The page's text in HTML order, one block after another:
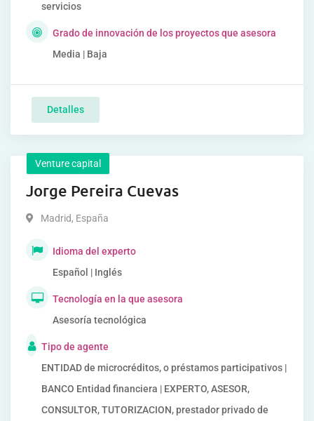
servicios
Grado de innovación de los proyectos que asesora
Media | Baja
Detalles
Venture capital
Jorge Pereira Cuevas
Madrid, España
Idioma del experto
Español | Inglés
Tecnología en la que asesora
Asesoría tecnológica
Tipo de agente
ENTIDAD de microcréditos, o préstamos participativos |
BANCO Entidad financiera | EXPERTO, ASESOR,
CONSULTOR, TUTORIZACION, prestador privado de